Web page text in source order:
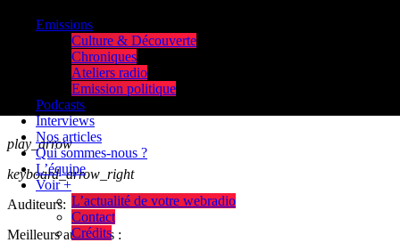
play_arrow
keyboard_arrow_right
Auditeurs:
Meilleurs auditeurs :
Emissions
Culture & Découverte
Chroniques
Ateliers radio
Emission politique
Podcasts
Interviews
Nos articles
Qui sommes-nous ?
L’équipe
Voir +
L’actualité de votre webradio
Contact
Crédits